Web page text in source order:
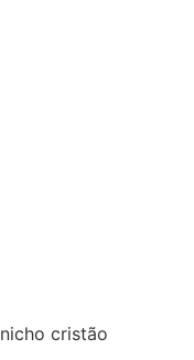
cristão